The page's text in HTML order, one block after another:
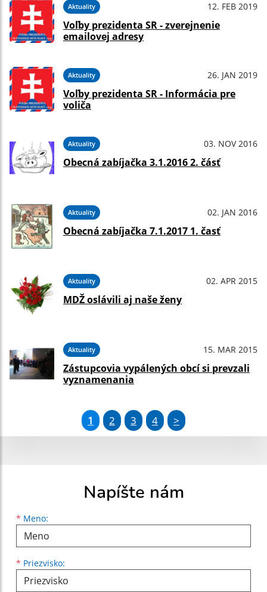
Aktuality 12. FEB 2019
Voľby prezidenta SR - zverejnenie
emailovej adresy
Aktuality 26. JAN 2019
Voľby prezidenta SR - Informácia pre
voliča
Aktuality 03. NOV 2016
Obecná zabíjačka 3.1.2016 2. čásť
Aktuality 02. JAN 2016
Obecná zabíjačka 7.1.2017 1. časť
Aktuality 02. APR 2015
MDŽ oslávili aj naše ženy
Aktuality 15. MAR 2015
Zástupcovia vypálených obcí si prevzali
vyznamenania
1 2 3 4 >
Napíšte nám
* Meno:
Meno
* Priezvisko:
Priezvisko
E-mailová adresa